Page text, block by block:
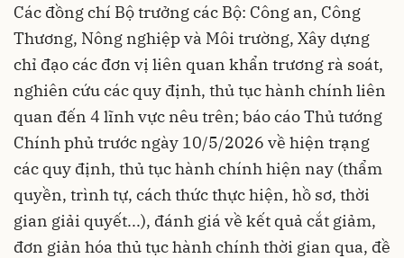
Các đồng chí Bộ trưởng các Bộ: Công an, Công
Thương, Nông nghiệp và Môi trường, Xây dựng
chỉ đạo các đơn vị liên quan khẩn trương rà soát,
nghiên cứu các quy định, thủ tục hành chính liên
quan đến 4 lĩnh vực nêu trên; báo cáo Thủ tướng
Chính phủ trước ngày 10/5/2026 về hiện trạng
các quy định, thủ tục hành chính hiện nay (thẩm
quyền, trình tự, cách thức thực hiện, hồ sơ, thời
gian giải quyết...), đánh giá về kết quả cắt giảm,
đơn giản hóa thủ tục hành chính thời gian qua, đề